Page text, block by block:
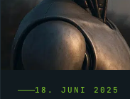
18. JUNI 2025